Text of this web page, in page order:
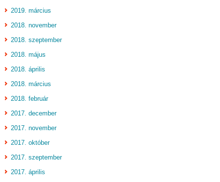
2019. március
2018. november
2018. szeptember
2018. május
2018. április
2018. március
2018. február
2017. december
2017. november
2017. október
2017. szeptember
2017. április